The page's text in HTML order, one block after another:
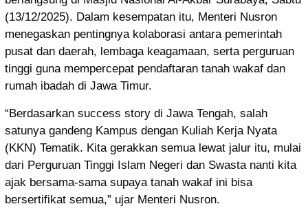
(13/12/2025). Dalam kesempatan itu, Menteri Nusron
menegaskan pentingnya kolaborasi antara pemerintah
pusat dan daerah, lembaga keagamaan, serta perguruan
tinggi guna mempercepat pendaftaran tanah wakaf dan
rumah ibadah di Jawa Timur.
“Berdasarkan success story di Jawa Tengah, salah
satunya gandeng Kampus dengan Kuliah Kerja Nyata
(KKN) Tematik. Kita gerakkan semua lewat jalur itu, mulai
dari Perguruan Tinggi Islam Negeri dan Swasta nanti kita
ajak bersama-sama supaya tanah wakaf ini bisa
bersertifikat semua,” ujar Menteri Nusron.